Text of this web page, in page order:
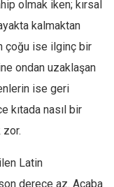
olmak iken; kırsal
kalmaktan
çoğu ise ilginç bir
ondan uzaklaşan
ise geri
kıtada nasıl bir
Latin
derece az. Acaba